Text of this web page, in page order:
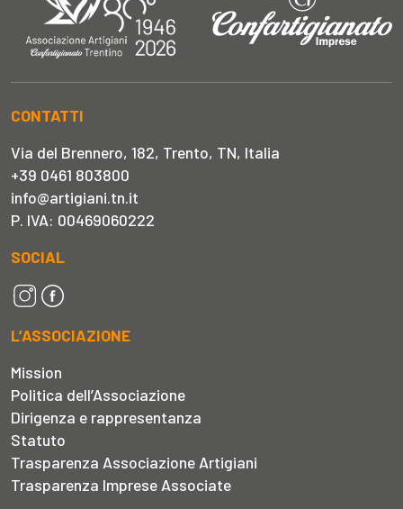
CONTATTI
Via del Brennero, 182, Trento, TN, Italia
+39 0461 803800
info@artigiani.tn.it
P. IVA: 00469060222
SOCIAL
L’ASSOCIAZIONE
Mission
Politica dell’Associazione
Dirigenza e rappresentanza
Statuto
Trasparenza Associazione Artigiani
Trasparenza Imprese Associate